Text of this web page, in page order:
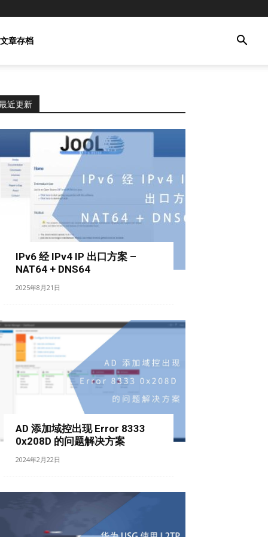
文章存档
近更新
IPv6 经 IPv4 IP 出口方案 –
NAT64 + DNS64
2025年8月21日
AD 添加域控出现 Error 8333
0x208D 的问题解决方案
2024年2月22日